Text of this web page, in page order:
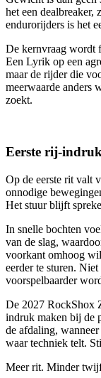
het een
endurorijders is het
De kernvraag wordt
Een Lyrik op een
maar de rijder die
meerwaarde anders
zoekt.
Eerste rij-
Op de eerste rit valt
onnodige
Het stuur blijft
In snelle bochten
van de slag,
voorkant omhoog
eerder te sturen.
voorspelbaarder
De 2027 RockShox
indruk maken bij de
de afdaling,
waar techniek telt.
Meer rit. Minder